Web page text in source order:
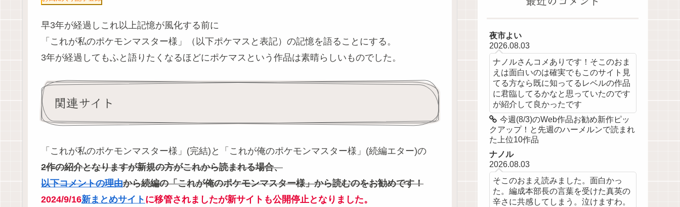
早3年が経過しこれ以上記憶が風化する前に
「これが私のポケモンマスター様」（以下ポケマスと表記）の記憶を語ることにする。
3年が経過してもふと語りたくなるほどにポケマスという作品は素晴らしいものでした。
関連サイト
「これが私のポケモンマスター様」(完結)と「これが俺のポケモンマスター様」(続編エター)の
2作の紹介となりますが新規の方がこれから読まれる場合、
以下コメントの理由から続編の「これが俺のポケモンマスター様」から読むのをお勧めです！
2024/9/16新まとめサイト に移管されましたが新サイトも公開停止 となりました。
夜市よい
2026.08.03
ナノルさんコメありです！そこのおま
えは面白いのは確実でもこのサイト見
てる方なら既に知ってるレベルの作品
に君臨してるかなと思っていたのです
が紹介して良かったです
今週(8/3)のWeb作品お勧め新作ピッ
クアップ！と先週のハーメルンで読まれ
た上位10作品
ナノル
2026.08.03
そこのおまえ読みました。面白かっ
た。編成本部長の言葉を受けた真英の
辛さに共感してしまう。泣けますわ。